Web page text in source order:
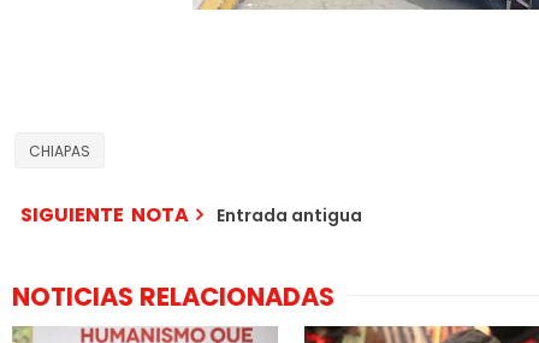
CHIAPAS
SIGUIENTE NOTA Entrada antigua
NOTICIAS RELACIONADAS